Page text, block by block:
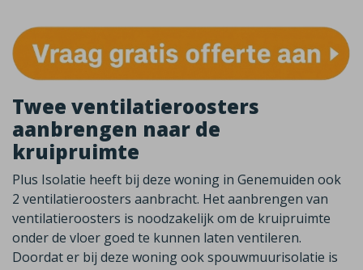
Twee ventilatieroosters
aanbrengen naar de
kruipruimte
Plus Isolatie heeft bij deze woning in Genemuiden ook
2 ventilatieroosters aanbracht. Het aanbrengen van
ventilatieroosters is noodzakelijk om de kruipruimte
onder de vloer goed te kunnen laten ventileren.
Doordat er bij deze woning ook spouwmuurisolatie is